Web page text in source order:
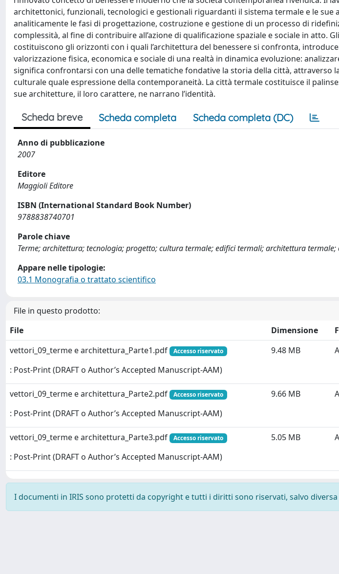
architettonici, funzionali, tecnologici e gestionali riguardanti il sistema termale e le sue
analiticamente le fasi di progettazione, costruzione e gestione di un processo di
complessità, al fine di contribuire all’azione di qualificazione spaziale e sociale in atto.
costituiscono gli orizzonti con i quali l’architettura del benessere si confronta,
valorizzazione fisica, economica e sociale di una realtà in dinamica evoluzione:
significa confrontarsi con una delle tematiche fondative la storia della città, attraverso
culturale quale espressione della contemporaneità. La città termale costituisce il
sue architetture, il loro carattere, ne narrano l’identità.
Scheda breve Scheda completa Scheda completa (DC)
Anno di pubblicazione
2007
Editore
Maggioli Editore
ISBN (International Standard Book Number)
9788838740701
Parole chiave
Terme; architettura; tecnologia; progetto; cultura termale; edifici termali; architettura
Appare nelle tipologie:
03.1 Monografia o trattato scientifico
File in questo prodotto:
File
Dimensione
vettori_09_terme e architettura_Parte1.pdf
Accesso riservato
: Post-Print (DRAFT o Author’s Accepted Manuscript-AAM)
9.48 MB
vettori_09_terme e architettura_Parte2.pdf Accesso riservato
: Post-Print (DRAFT o Author’s Accepted Manuscript-AAM)
9.66 MB
vettori_09_terme e architettura_Parte3.pdf Accesso riservato
: Post-Print (DRAFT o Author’s Accepted Manuscript-AAM)
5.05 MB
I documenti in IRIS sono protetti da copyright e tutti i diritti sono riservati, salvo diversa